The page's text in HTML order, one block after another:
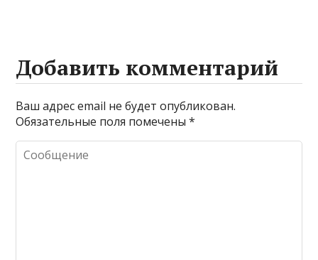
Добавить комментарий
Ваш адрес email не будет опубликован.
Обязательные поля помечены*